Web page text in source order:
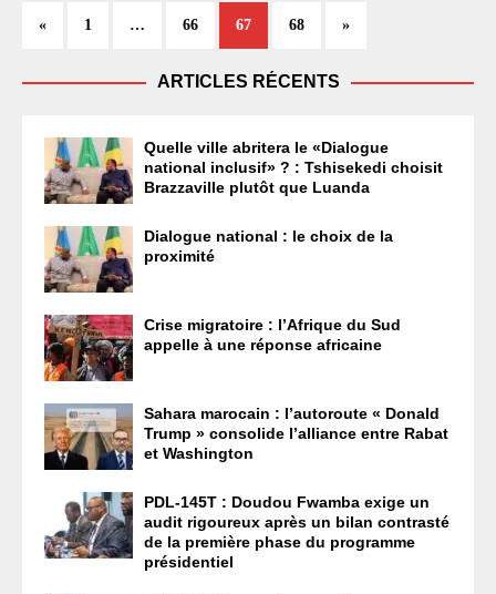
« 1 … 66 67 68 »
ARTICLES RÉCENTS
Quelle ville abritera le «Dialogue
national inclusif» ? : Tshisekedi choisit
Brazzaville plutôt que Luanda
Dialogue national : le choix de la
proximité
Crise migratoire : l’Afrique du Sud
appelle à une réponse africaine
Sahara marocain : l’autoroute « Donald
Trump » consolide l’alliance entre Rabat
et Washington
PDL-145T : Doudou Fwamba exige un
audit rigoureux après un bilan contrasté
de la première phase du programme
présidentiel